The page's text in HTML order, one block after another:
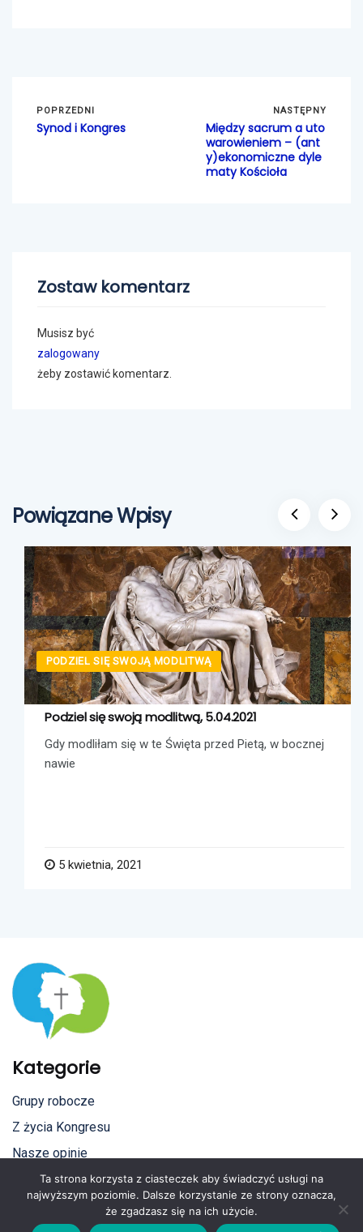
POPRZEDNI
Synod i Kongres
NASTĘPNY
Między sacrum a uto
warowieniem – (ant
y)ekonomiczne dyle
maty Kościoła
Zostaw komentarz
Musisz być
zalogowany
żeby zostawić komentarz.
Powiązane Wpisy
PODZIEL SIĘ SWOJĄ MODLITWĄ
Podziel się swoją modlitwą, 5.04.2021
Gdy modliłam się w te Święta przed Pietą, w bocznej
nawie
5 kwietnia, 2021
Kategorie
Grupy robocze
Z życia Kongresu
Nasze opinie
Kościół na świecie
Media o nas
Ta strona korzysta z ciasteczek aby świadczyć usługi na
najwyższym poziomie. Dalsze korzystanie ze strony oznacza,
że zgadzasz się na ich użycie.